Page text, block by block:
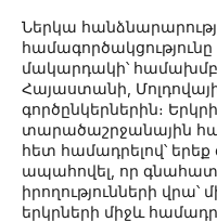
Ներկա
մակարդակի՝
Հայաստանի,
գործընկերներին։
տարածաշրջանային
հետ համադրելով՝ երեք
ապահովել, որ
իրողությունների
երկրների միջև